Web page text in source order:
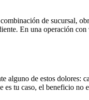
de sucursal,
En una operación
de estos dolores:
tu caso, el beneficio